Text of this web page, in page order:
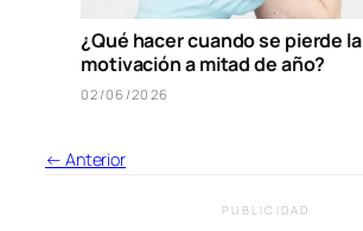
¿Qué hacer cuando se pierde la
motivación a mitad de año?
02/06/2026
← Anterior
PUBLICIDAD